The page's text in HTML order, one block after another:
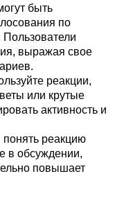
быть
по
выражая свое
реакции,
или крутые
активность и
реакцию
в обсуждении,
повышает